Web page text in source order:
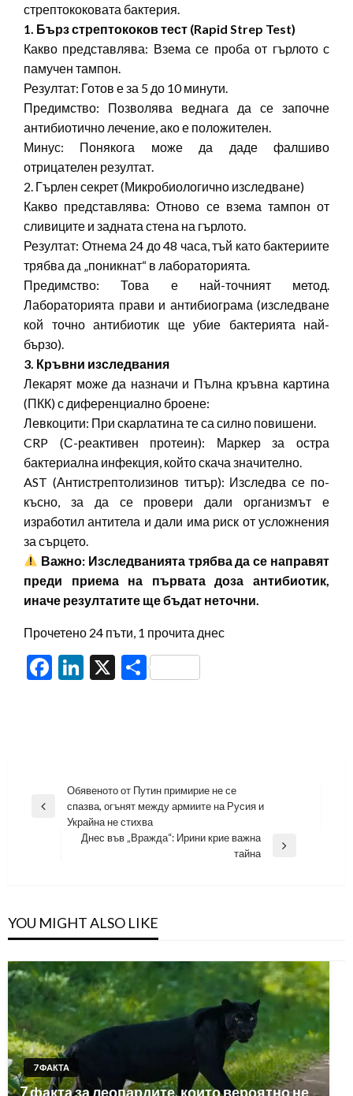
стрептококовата бактерия.
1. Бърз стрептококов тест (Rapid Strep Test)
Какво представлява: Взема се проба от гърлото с
памучен тампон.
Резултат: Готов е за 5 до 10 минути.
Предимство: Позволява веднага да се започне
антибиотично лечение, ако е положителен.
Минус: Понякога може да даде фалшиво
отрицателен резултат.
2. Гърлен секрет (Микробиологично изследване)
Какво представлява: Отново се взема тампон от
сливиците и задната стена на гърлото.
Резултат: Отнема 24 до 48 часа, тъй като бактериите
трябва да „поникнат“ в лабораторията.
Предимство: Това е най-точният метод.
Лабораторията прави и антибиограма (изследване
кой точно антибиотик ще убие бактерията най-
бързо).
3. Кръвни изследвания
Лекарят може да назначи и Пълна кръвна картина
(ПКК) с диференциално броене:
Левкоцити: При скарлатина те са силно повишени.
CRP (С-реактивен протеин): Маркер за остра
бактериална инфекция, който скача значително.
AST (Антистрептолизинов титър): Изследва се по-
късно, за да се провери дали организмът е
изработил антитела и дали има риск от усложнения
за сърцето.
Важно: Изследванията трябва да се направят
преди приема на първата доза антибиотик,
иначе резултатите ще бъдат неточни.
Прочетено 24 пъти, 1 прочита днес
Facebook
LinkedIn
X Share
Навигация
Previous
Обявеното от Путин примирие не се
спазва, огънят между армиите на Русия и
Украйна не стихва
Днес във „Вражда“: Ирини крие важна
тайна
YOU MIGHT ALSO LIKE
7 ФАКТА
7 факта за леопардите, които вероятно не